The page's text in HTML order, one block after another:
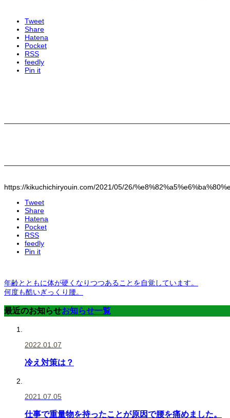
Tweet
Share
Hatena
Pocket
RSS
feedly
Pin it
https://kikuchichiryouin.com/2021/05/26/
Tweet
Share
Hatena
Pocket
RSS
feedly
Pin it
年齢とともに体が硬くなりつつあることを自覚しています。
何度も酷いぎっくり腰。
最近のお知らせお知らせ一覧
2022.01.07
冷え対策は？
2021.07.05
仕事で重量物を持ったことが原因で腰を痛めました。